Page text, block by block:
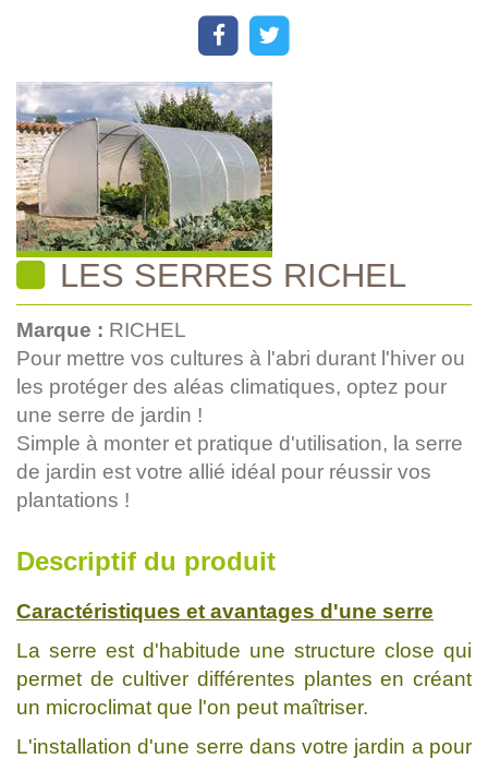
LES SERRES RICHEL
Marque : RICHEL
Pour mettre vos cultures à l'abri durant l'hiver ou
les protéger des aléas climatiques, optez pour
une serre de jardin !
Simple à monter et pratique d'utilisation, la serre
de jardin est votre allié idéal pour réussir vos
plantations !
Descriptif du produit
Caractéristiques et avantages d'une serre
La serre est d'habitude une structure close qui
permet de cultiver différentes plantes en créant
un microclimat que l'on peut maîtriser.
L'installation d'une serre dans votre jardin a pour